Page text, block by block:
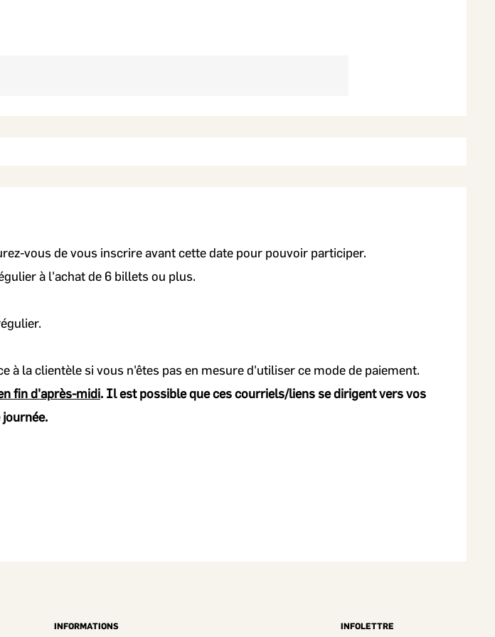
vous de vous inscrire avant cette date pour pouvoir participer.
à l'achat de 6 billets ou plus.
la clientèle si vous n'êtes pas en mesure d'utiliser ce mode de paiement.
fin d'après-midi. Il est possible que ces courriels/liens se dirigent vers vos
INFORMATIONS INFOLETTRE